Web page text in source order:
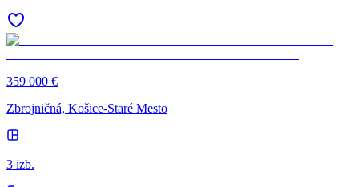
359 000 €
Zbrojničná, Košice-Staré Mesto
3 izb.